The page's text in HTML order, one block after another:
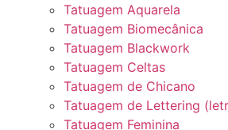
Tatuagem Aquarela
Tatuagem Biomecânica
Tatuagem Blackwork
Tatuagem Celtas
Tatuagem de Chicano
Tatuagem de Lettering
Tatuagem Feminina